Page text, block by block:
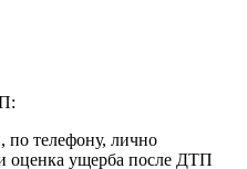
по телефону, лично
оценка ущерба после ДТП